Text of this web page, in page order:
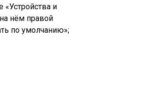
«Устройства и
нём правой
по умолчанию»;